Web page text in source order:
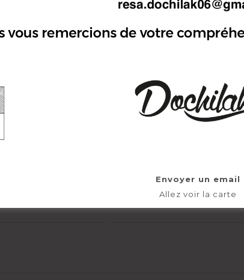
Heure de livraison
Envoyer un email
Allez voir la carte